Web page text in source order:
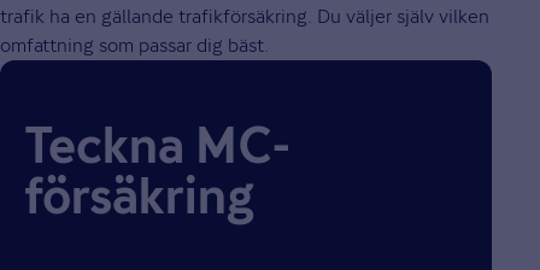
trafik ha en gällande trafikförsäkring. Du väljer själv vilken
omfattning som passar dig bäst.
Teckna MC-
försäkring